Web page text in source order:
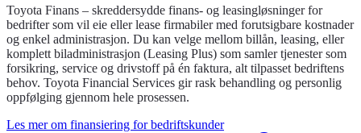
Toyota Finans – skreddersydde finans- og leasingløsninger for
bedrifter som vil eie eller lease firmabiler med forutsigbare kostnader
og enkel administrasjon. Du kan velge mellom billån, leasing, eller
komplett biladministrasjon (Leasing Plus) som samler tjenester som
forsikring, service og drivstoff på én faktura, alt tilpasset bedriftens
behov. Toyota Financial Services gir rask behandling og personlig
oppfølging gjennom hele prosessen.
Les mer om finansiering for bedriftskunder